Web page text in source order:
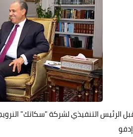
الرئيس التنفيذي لشركة "سكاتك"